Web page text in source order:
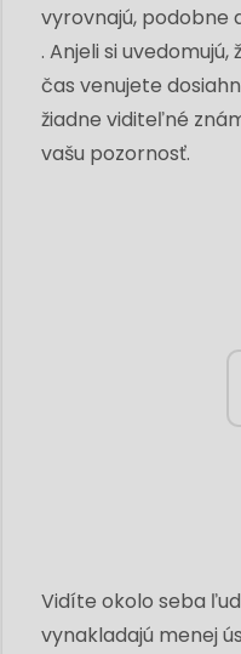
vyrovnajú, podobne
. Anjeli si
čas venujete
žiadne viditeľné
vašu pozornosť.
Vidíte okolo seba
vynakladajú menej